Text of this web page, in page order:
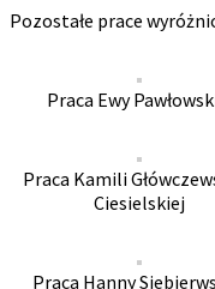
Pozostałe prace
Praca Ewy
Praca Kamili
Ciesielskiej
Praca Hanny